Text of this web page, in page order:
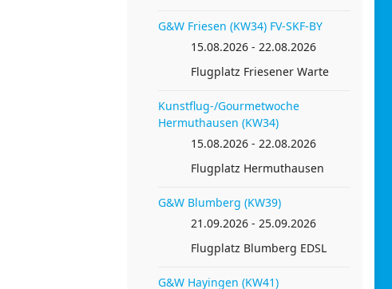
G&W Friesen (KW34) FV-SKF-BY
15.08.2026 - 22.08.2026
Flugplatz Friesener Warte
Kunstflug-/Gourmetwoche
Hermuthausen (KW34)
15.08.2026 - 22.08.2026
Flugplatz Hermuthausen
G&W Blumberg (KW39)
21.09.2026 - 25.09.2026
Flugplatz Blumberg EDSL
G&W Hayingen (KW41)